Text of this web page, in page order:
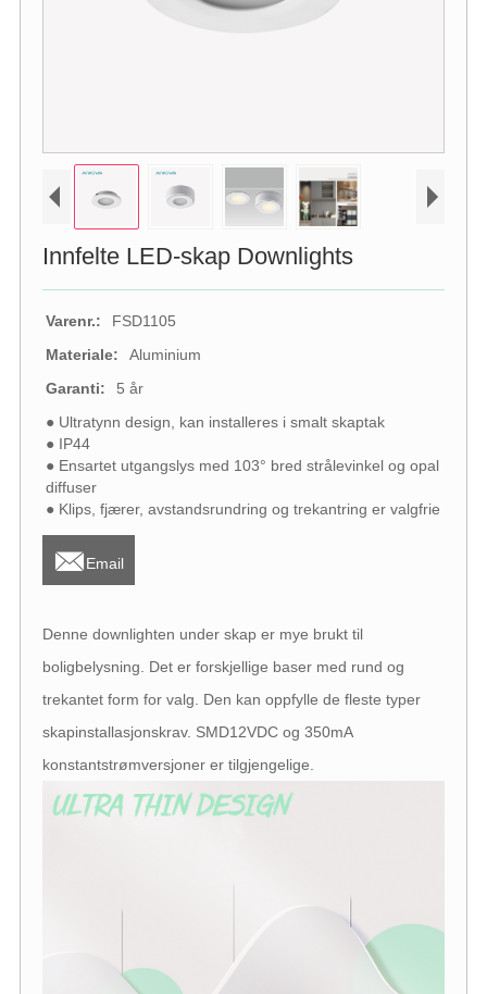
Innfelte LED-skap Downlights
Varenr.:
FSD1105
Materiale:
Aluminium
Garanti:
5 år
● Ultratynn design, kan installeres i smalt skaptak
● IP44
● Ensartet utgangslys med 103° bred strålevinkel og opal
diffuser
● Klips, fjærer, avstandsrundring og trekantring er valgfrie
Email
Denne downlighten under skap er mye brukt til
boligbelysning. Det er forskjellige baser med rund og
trekantet form for valg. Den kan oppfylle de fleste typer
skapinstallasjonskrav. SMD12VDC og 350mA
konstantstrømversjoner er tilgjengelige.